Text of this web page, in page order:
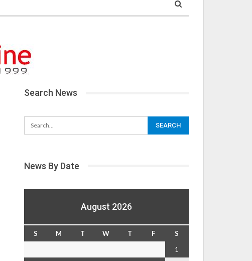
Search News
News By Date
August 2026
S M T W T F
S
1